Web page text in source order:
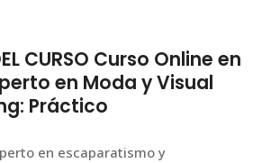
CURSO Curso Online en
en Moda y Visual
Práctico
en escaparatismo y